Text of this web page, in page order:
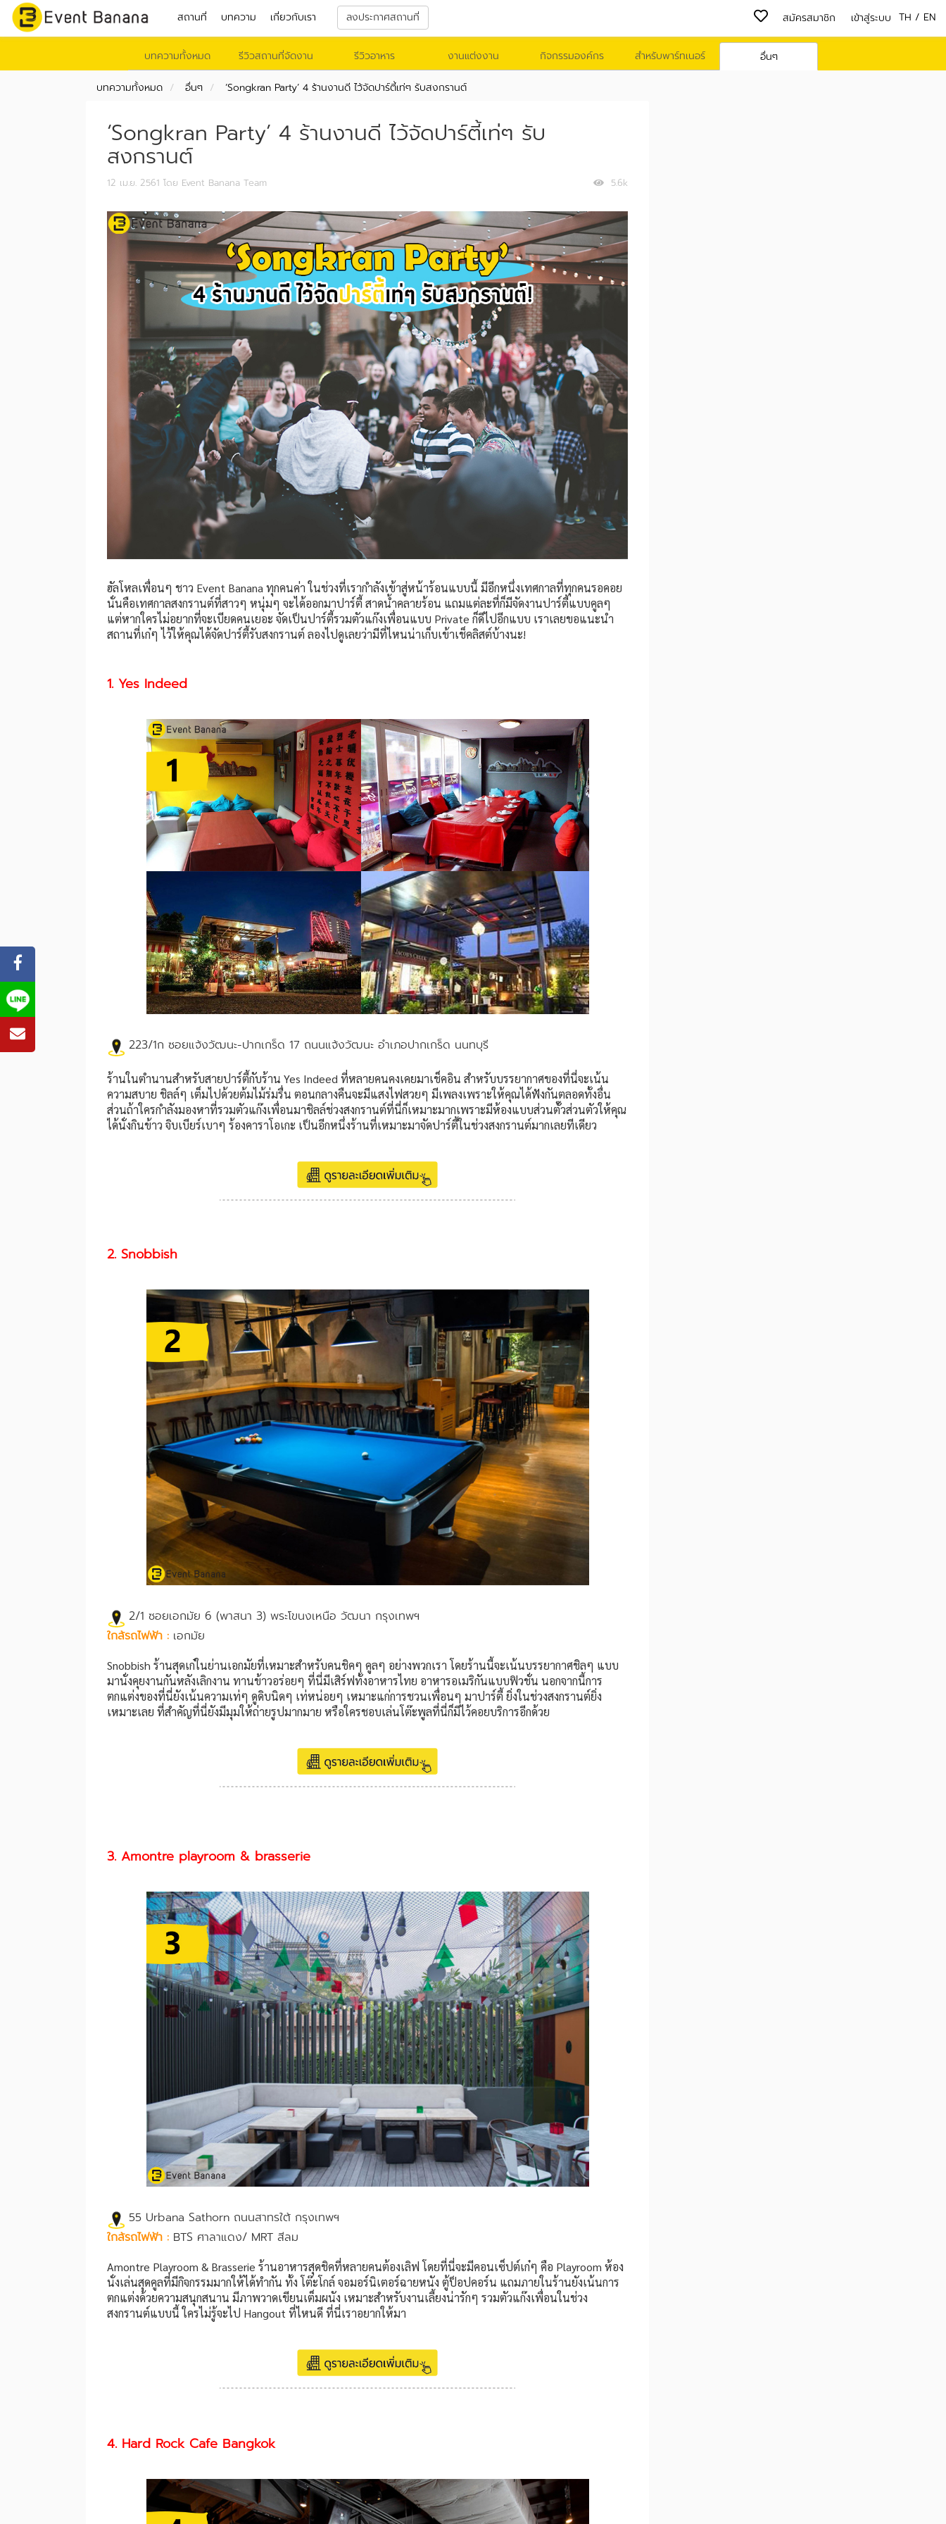
สถานที่ บทความ เกี่ยวกับเรา ลงประกาศสถานที่ TH / EN
สมัครสมาชิก เข้าสู่ระบบ
บทความทั้งหมด รีวิวสถานที่จัดงาน รีวิวอาหาร งานแต่งงาน กิจกรรมองค์กร สำหรับพาร์ทเนอร์ อื่นๆ
บทความทั้งหมด อื่นๆ ‘Songkran Party’ 4 ร้านงานดี ไว้จัดปาร์ตี้เท่ๆ รับสงกรานต์
‘Songkran Party’ 4 ร้านงานดี ไว้จัดปาร์ตี้เท่ๆ รับ
สงกรานต์
5.6k
12 เม.ย. 2561 โดย Event Banana Team
ฮัลโหลเพื่อนๆ ชาว Event Banana ทุกคนค่า ในช่วงที่เรากำลังเข้าสู่หน้าร้อนแบบนี้ มีอีกหนึ่งเทศกาลที่ทุกคนรอคอย
นั่นคือเทศกาลสงกรานต์ที่สาวๆ หนุ่มๆ จะได้ออกมาปาร์ตี้ สาดน้ำคลายร้อน แถมแต่ละที่ก็มีจัดงานปาร์ตี้แบบคูลๆ
แต่หากใครไม่อยากที่จะเบียดคนเยอะ จัดเป็นปาร์ตี้รวมตัวแก๊งเพื่อนแบบ Private ก็ดีไปอีกแบบ เราเลยขอแนะนำ
สถานที่เก๋ๆ ไว้ให้คุณได้จัดปาร์ตี้รับสงกรานต์ ลองไปดูเลยว่ามีที่ไหนน่าเก็บเข้าเช็คลิสต์บ้างนะ!
1. Yes Indeed
223/1ก ซอยแจ้งวัฒนะ-ปากเกร็ด 17 ถนนแจ้งวัฒนะ อำเภอปากเกร็ด นนทบุรี
ร้านในตำนานสำหรับสายปาร์ตี้กับร้าน Yes Indeed ที่หลายคนคงเคยมาเช็คอิน สำหรับบรรยากาศของที่นี่จะเน้น
ความสบาย ชิลล์ๆ เต็มไปด้วยต้มไม้ร่มรื่น ตอนกลางคืนจะมีแสงไฟสวยๆ มีเพลงเพราะให้คุณได้ฟังกันตลอดทั้งอื่น
ส่วนถ้าใครกำลังมองหาที่รวมตัวแก๊งเพื่อนมาชิลล์ช่วงสงกรานต์ที่นี่ก็เหมาะมากเพราะมีห้องแบบส่วนตั๊วส่วนตัวให้คุณ
ได้นั่งกินข้าว จิบเบียร์เบาๆ ร้องคาราโอเกะ เป็นอีกหนึ่งร้านที่เหมาะมาจัดปาร์ตี้ในช่วงสงกรานต์มากเลยทีเดียว
2. Snobbish
2/1 ซอยเอกมัย 6 (พาสนา 3) พระโขนงเหนือ วัฒนา กรุงเทพฯ
ใกล้รถไฟฟ้า : เอกมัย
Snobbish ร้านสุดเก๋ในย่านเอกมัยที่เหมาะสำหรับคนชิคๆ คูลๆ อย่างพวกเรา โดยร้านนี้จะเน้นบรรยากาศชิลๆ แบบ
มานั่งคุยงานกันหลังเลิกงาน ทานข้าวอร่อยๆ ที่นี่มีเสิร์ฟทั้งอาหารไทย อาหารอเมริกันแบบฟิวชั่น นอกจากนี้การ
ตกแต่งของที่นี่ยังเน้นความเท่ๆ ดูดิบนิดๆ เท่หน่อยๆ เหมาะแก่การชวนเพื่อนๆ มาปาร์ตี้ ยิ่งในช่วงสงกรานต์ยิ่ง
เหมาะเลย ที่สำคัญที่นี่ยังมีมุมให้ถ่ายรูปมากมาย หรือใครชอบเล่นโต๊ะพูลที่นี่ก็มีไว้คอยบริการอีกด้วย
3. Amontre playroom & brasserie
55 Urbana Sathorn ถนนสาทรใต้ กรุงเทพฯ
ใกล้รถไฟฟ้า : BTS ศาลาแดง/ MRT สีลม
Amontre Playroom & Brasserie ร้านอาหารสุดชิคที่หลายคนต้องเลิฟ โดยที่นี่จะมีคอนเซ็ปต์เก๋ๆ คือ Playroom ห้อง
นั่งเล่นสุดคูลที่มีกิจกรรมมากให้ได้ทำกัน ทั้ง โต๊ะโกล์ จอมอร์นิเตอร์ฉายหนัง ตู้ป็อปคอร์น แถมภายในร้านยังเน้นการ
ตกแต่งด้วยความสนุกสนาน มีภาพวาดเขียนเต็มผนัง เหมาะสำหรับงานเลี้ยงน่ารักๆ รวมตัวแก๊งเพื่อนในช่วง
สงกรานต์แบบนี้ ใครไม่รู้จะไป Hangout ที่ไหนดี ที่นี่เราอยากให้มา
4. Hard Rock Cafe Bangkok